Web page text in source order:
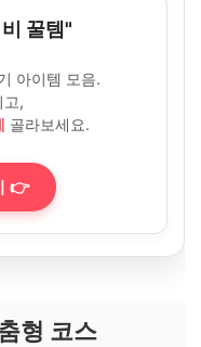
꿀템"
아이템 모음.
고,
골라보세요.
👉
형 코스